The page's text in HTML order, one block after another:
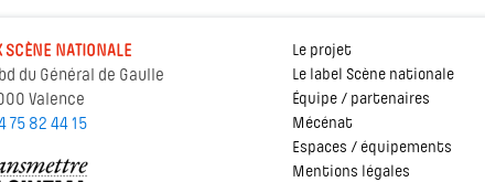
SCÈNE NATIONALE
du Général de Gaulle
Valence
75 82 44 15
Le projet
Le label Scène nationale
Équipe / partenaires
Mécénat
Espaces / équipements
Mentions légales